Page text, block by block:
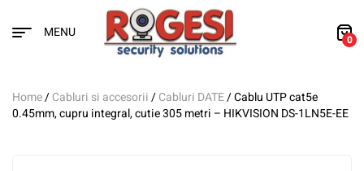
MENU 0
Home/Cabluri si accesorii/Cabluri DATE/ Cablu UTP cat5e
0.45mm, cupru integral, cutie 305 metri – HIKVISION DS-1LN5E-EE